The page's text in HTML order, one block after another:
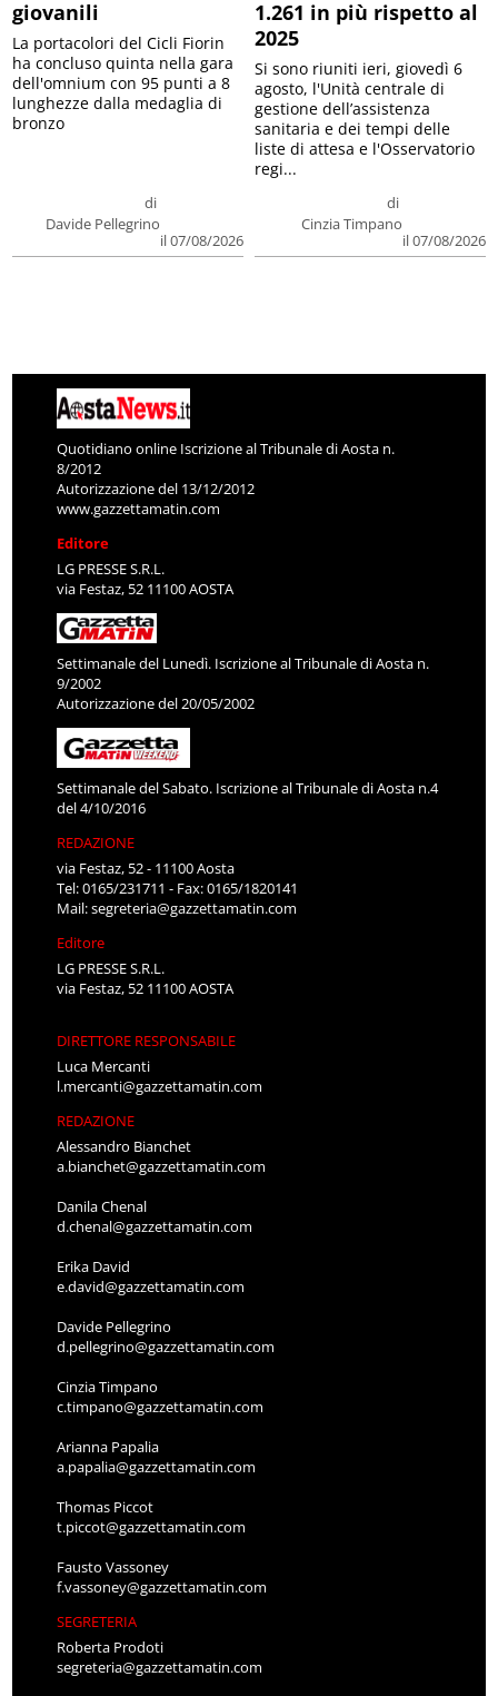
giovanili
di
Davide Pellegrino
il 07/08/2026
La portacolori del Cicli Fiorin
ha concluso quinta nella gara
dell'omnium con 95 punti a 8
lunghezze dalla medaglia di
bronzo
1.261 in più rispetto al
2025
di
Cinzia Timpano
il 07/08/2026
Si sono riuniti ieri, giovedì 6
agosto, l'Unità centrale di
gestione dell’assistenza
sanitaria e dei tempi delle
liste di attesa e l'Osservatorio
regi...
Quotidiano online Iscrizione al Tribunale di Aosta n.
8/2012
Autorizzazione del 13/12/2012
www.gazzettamatin.com
Editore
LG PRESSE S.R.L.
via Festaz, 52 11100 AOSTA
Settimanale del Lunedì. Iscrizione al Tribunale di Aosta n.
9/2002
Autorizzazione del 20/05/2002
Settimanale del Sabato. Iscrizione al Tribunale di Aosta n.4
del 4/10/2016
REDAZIONE
via Festaz, 52 - 11100 Aosta
Tel: 0165/231711 - Fax: 0165/1820141
Mail:segreteria@gazzettamatin.com
Editore
LG PRESSE S.R.L.
via Festaz, 52 11100 AOSTA
DIRETTORE RESPONSABILE
Luca Mercanti
l.mercanti@gazzettamatin.com
REDAZIONE
Alessandro Bianchet
a.bianchet@gazzettamatin.com
Danila Chenal
d.chenal@gazzettamatin.com
Erika David
e.david@gazzettamatin.com
Davide Pellegrino
d.pellegrino@gazzettamatin.com
Cinzia Timpano
c.timpano@gazzettamatin.com
Arianna Papalia
a.papalia@gazzettamatin.com
Thomas Piccot
t.piccot@gazzettamatin.com
Fausto Vassoney
f.vassoney@gazzettamatin.com
SEGRETERIA
Roberta Prodoti
segreteria@gazzettamatin.com